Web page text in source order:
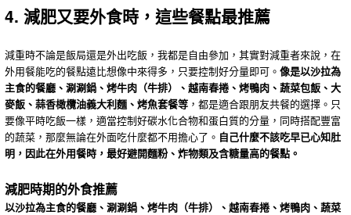
4. 減肥又要外食時，這些餐點最推薦
減重時不論是飯局還是外出吃飯，我都是自由參加，其實對減重者來說，在
外用餐能吃的餐點遠比想像中來得多，只要控制好分量即可。 像是以沙拉為
主食的餐廳、涮涮鍋、烤牛肉（牛排）、越南春捲、烤鴨肉、蔬菜包飯、大
麥飯、蒜香橄欖油義大利麵、烤魚套餐等 ，都是適合跟朋友共餐的選擇。只
要像平時吃飯一樣，適當控制好碳水化合物和蛋白質的分量，同時搭配豐富
的蔬菜，那麼無論在外面吃什麼都不用擔心了。 自己什麼不該吃早已心知肚
明，因此在外用餐時，最好避開麵粉、炸物類及含糖量高的餐點。
減肥時期的外食推薦
以沙拉為主食的餐廳、涮涮鍋、烤牛肉（牛排）、越南春捲、烤鴨肉、蔬菜